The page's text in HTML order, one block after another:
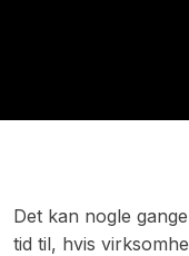
Det kan nogle
tid til, hvis